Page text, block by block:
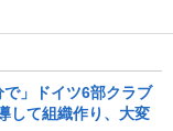
で」ドイツ6部クラブ
して組織作り、大変